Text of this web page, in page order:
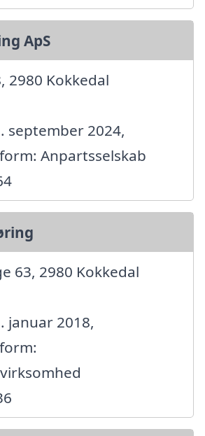
ApS
2980 Kokkedal
september 2024,
Anpartsselskab
63, 2980 Kokkedal
januar 2018,